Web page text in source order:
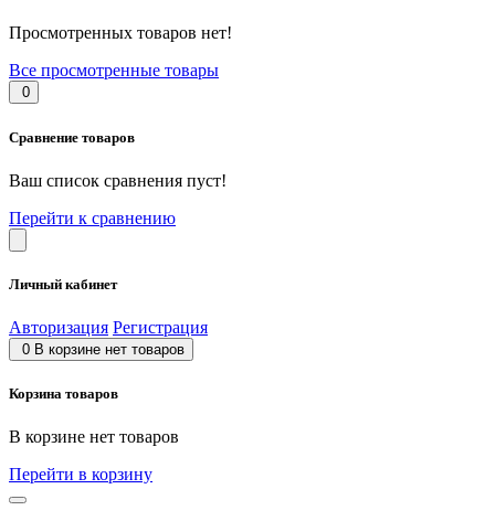
Просмотренных товаров нет!
Все просмотренные товары
0
Сравнение товаров
Ваш список сравнения пуст!
Перейти к сравнению
Личный кабинет
Авторизация Регистрация
0 В корзине нет товаров
Корзина товаров
В корзине нет товаров
Перейти в корзину